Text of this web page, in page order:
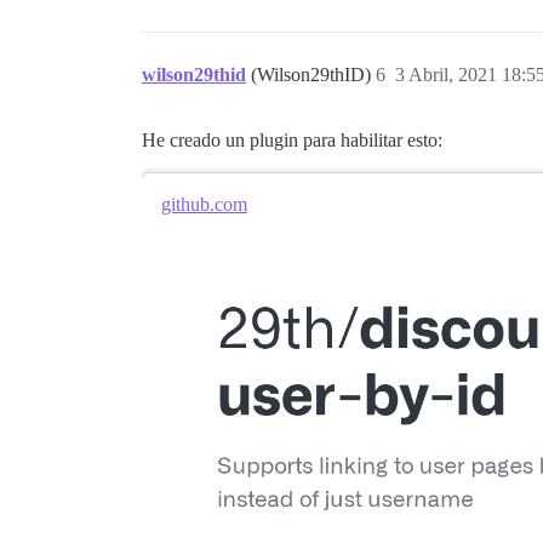
wilson29thid (Wilson29thID) 3 Abril, 2021
6
He creado un plugin para habilitar esto:
github.com